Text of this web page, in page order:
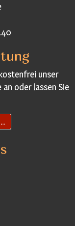
unser
oder lassen Sie